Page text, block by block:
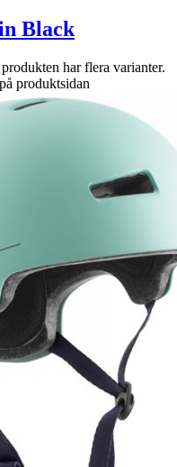
Black
har flera varianter.
produktsidan